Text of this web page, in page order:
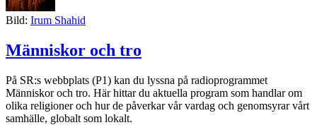
Bild: Irum Shahid
Människor och tro
På SR:s webbplats (P1) kan du lyssna på radioprogrammet
Människor och tro. Här hittar du aktuella program som handlar om
olika religioner och hur de påverkar vår vardag och genomsyrar vårt
samhälle, globalt som lokalt.